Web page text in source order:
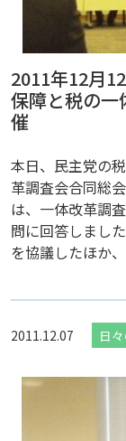
2011年12月
保障と税の一
催
本日、民主党の
革調査会合同総
は、一体改革調
問に回答しまし
を協議したほか
2011.12.07 日